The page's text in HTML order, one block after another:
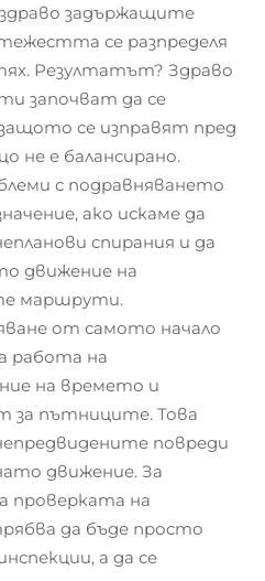
здраво задържащите
се разпределя
Резултатът? Здраво
започват да се
се изправят пред
не е балансирано.
с подравняването
ако искаме да
спирания и да
движение на
маршрути.
от самото начало
работа на
на времето и
за пътниците. Това
повреди
движение. За
проверката на
да бъде просто
а да се